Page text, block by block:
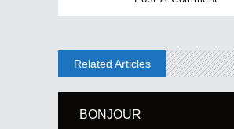
Related Articles
BONJOUR